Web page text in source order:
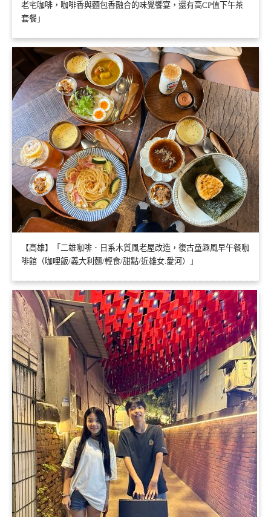
老宅咖啡，咖啡香與麵包香融合的味覺饗宴，還有高CP值下午茶
套餐」
【高雄】「二雄咖啡．日系木質風老屋改造，復古童趣風早午餐咖
啡館（咖哩飯/義大利麵/輕食/甜點/近雄女.愛河）」